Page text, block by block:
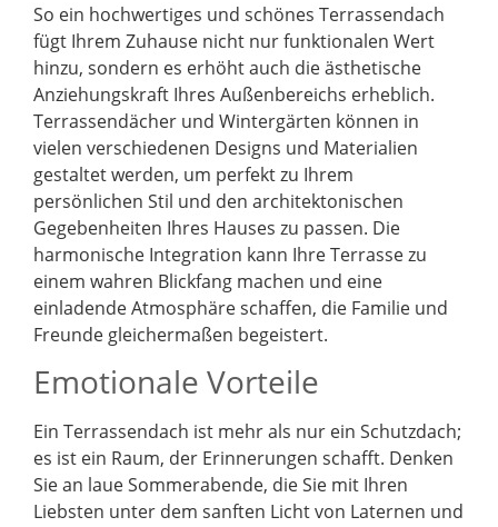
So ein hochwertiges und schönes Terrassendach
fügt Ihrem Zuhause nicht nur funktionalen Wert
hinzu, sondern es erhöht auch die ästhetische
Anziehungskraft Ihres Außenbereichs erheblich.
Terrassendächer und Wintergärten können in
vielen verschiedenen Designs und Materialien
gestaltet werden, um perfekt zu Ihrem
persönlichen Stil und den architektonischen
Gegebenheiten Ihres Hauses zu passen. Die
harmonische Integration kann Ihre Terrasse zu
einem wahren Blickfang machen und eine
einladende Atmosphäre schaffen, die Familie und
Freunde gleichermaßen begeistert.
Emotionale Vorteile
Ein Terrassendach ist mehr als nur ein Schutzdach;
es ist ein Raum, der Erinnerungen schafft. Denken
Sie an laue Sommerabende, die Sie mit Ihren
Liebsten unter dem sanften Licht von Laternen und